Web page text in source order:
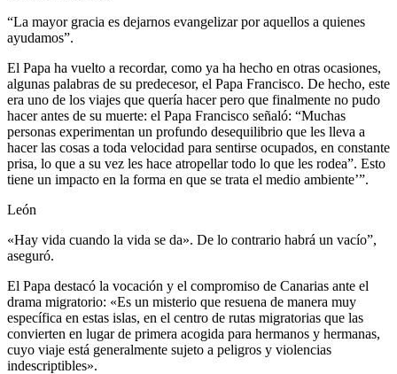
“La mayor gracia es dejarnos evangelizar por aquellos a quienes
ayudamos”.
El Papa ha vuelto a recordar, como ya ha hecho en otras ocasiones,
algunas palabras de su predecesor, el Papa Francisco. De hecho, este
era uno de los viajes que quería hacer pero que finalmente no pudo
hacer antes de su muerte: el Papa Francisco señaló: “Muchas
personas experimentan un profundo desequilibrio que les lleva a
hacer las cosas a toda velocidad para sentirse ocupados, en constante
prisa, lo que a su vez les hace atropellar todo lo que les rodea”. Esto
tiene un impacto en la forma en que se trata el medio ambiente’”.
León
«Hay vida cuando la vida se da». De lo contrario habrá un vacío”,
aseguró.
El Papa destacó la vocación y el compromiso de Canarias ante el
drama migratorio: «Es un misterio que resuena de manera muy
específica en estas islas, en el centro de rutas migratorias que las
convierten en lugar de primera acogida para hermanos y hermanas,
cuyo viaje está generalmente sujeto a peligros y violencias
indescriptibles».